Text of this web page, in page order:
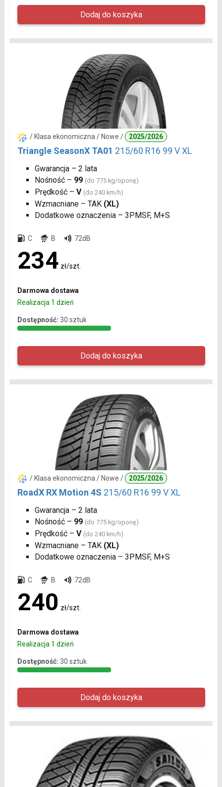
/ Klasa ekonomiczna / Nowe / 2025/2026
Triangle SeasonX TA01 215/60 R16 99 V XL
Gwarancja – 2 lata
Nośność – 99 (do 775 kg/oponę)
Prędkość – V (do 240 km/h)
Wzmacniane – TAK (XL)
Dodatkowe oznaczenia – 3PMSF, M+S
C B 72dB
234 zł/szt.
Darmowa dostawa
Realizacja 1 dzień
Dostępność: 30 sztuk
/ Klasa ekonomiczna / Nowe / 2025/2026
RoadX RX Motion 4S 215/60 R16 99 V XL
Gwarancja – 2 lata
Nośność – 99 (do 775 kg/oponę)
Prędkość – V (do 240 km/h)
Wzmacniane – TAK (XL)
Dodatkowe oznaczenia – 3PMSF, M+S
C B 72dB
240 zł/szt.
Darmowa dostawa
Realizacja 1 dzień
Dostępność: 30 sztuk